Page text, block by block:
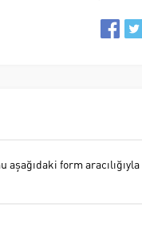
aşağıdaki form